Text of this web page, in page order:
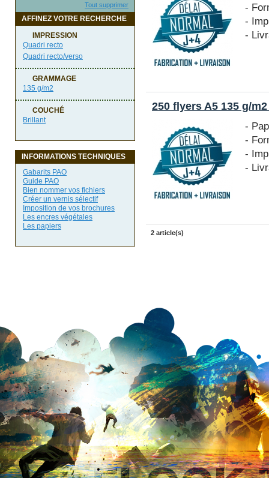
Tout supprimer
AFFINEZ VOTRE RECHERCHE
IMPRESSION
Quadri recto
Quadri recto/verso
GRAMMAGE
135 g/m2
COUCHÉ
Brillant
INFORMATIONS TECHNIQUES
Gabarits PAO
Guide PAO
Bien nommer vos fichiers
Créer un vernis sélectif
Imposition de vos brochures
Les encres végétales
Les papiers
-
-
-
250 flyers A5 135 g/
-
-
-
-
2 article(s)